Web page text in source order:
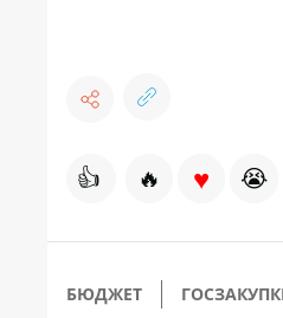
👍 🔥 ♥ 😭
БЮДЖЕТ